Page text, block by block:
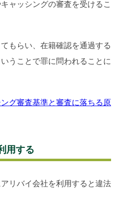
ャッシングの審査を受けるこ
もらい、在籍確認を通過する
うことで罪に問われることに
グ審査基準と審査に落ちる原
用する
リバイ会社を利用すると違法